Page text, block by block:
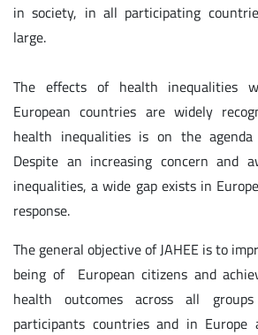
in society, in all participating
large.
The effects of health inequalities
European countries are widely
health inequalities is on the
Despite an increasing concern and
inequalities, a wide gap exists in
response.
The general objective of JAHEE is to
being of European citizens and
health outcomes across all
participants countries and in Europe